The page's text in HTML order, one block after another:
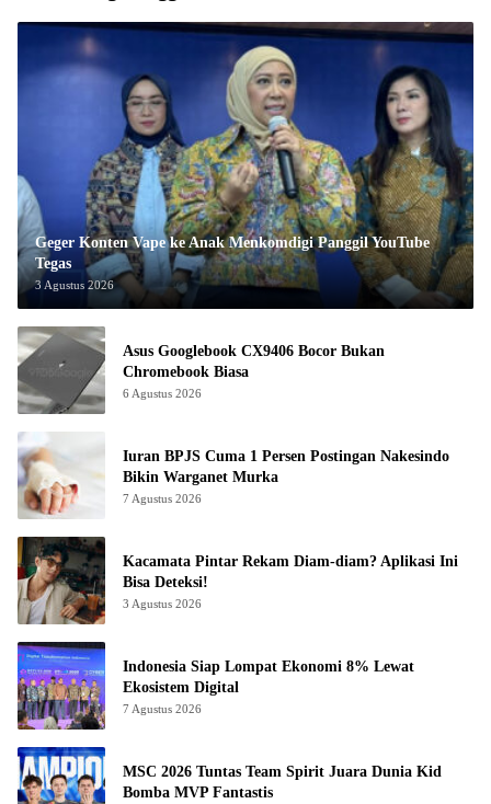
Geger Konten Vape ke Anak Menkomdigi Panggil YouTube
Tegas
3 Agustus 2026
Asus Googlebook CX9406 Bocor Bukan
Chromebook Biasa
6 Agustus 2026
Iuran BPJS Cuma 1 Persen Postingan Nakesindo
Bikin Warganet Murka
7 Agustus 2026
Kacamata Pintar Rekam Diam-diam? Aplikasi Ini
Bisa Deteksi!
3 Agustus 2026
Indonesia Siap Lompat Ekonomi 8% Lewat
Ekosistem Digital
7 Agustus 2026
MSC 2026 Tuntas Team Spirit Juara Dunia Kid
Bomba MVP Fantastis